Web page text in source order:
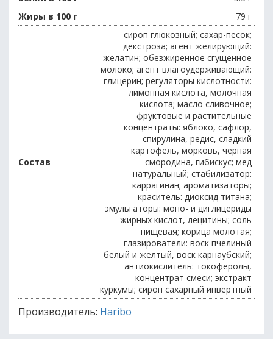
Жиры в 100 г
79 г
Состав
сироп глюкозный; сахар-песок;
декстроза; агент желирующий:
желатин; обезжиренное сгущённое
молоко; агент влагоудерживающий:
глицерин; регуляторы кислотности:
лимонная кислота, молочная
кислота; масло сливочное;
фруктовые и растительные
концентраты: яблоко, сафлор,
спирулина, редис, сладкий
картофель, морковь, черная
смородина, гибискус; мед
натуральный; стабилизатор:
каррагинан; ароматизаторы;
краситель: диоксид титана;
эмульгаторы: моно- и диглицериды
жирных кислот, лецитины; соль
пищевая; корица молотая;
глазирователи: воск пчелиный
белый и желтый, воск карнаубский;
антиокислитель: токоферолы,
концентрат смеси; экстракт
куркумы; сироп сахарный инвертный
Производитель: Haribo